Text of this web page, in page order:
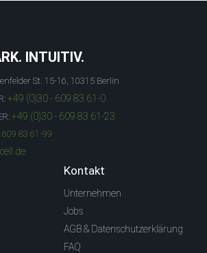
INTUITIV.
St. 15-16, 10315 Berlin
+49 (0)30 - 609 83 61-0
+49 (0)30 - 609 83 61-23
83 61-99
Kontakt
Unternehmen
Jobs
AGB & Datenschutzerklärung
FAQ